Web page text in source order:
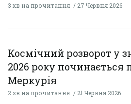
3 хв на прочитання 27 Червня 2026
Космічний розворот у
2026 року починається
Меркурія
2 хв на прочитання 21 Червня 2026